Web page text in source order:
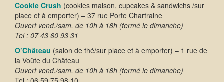
Cookie Crush (cookies maison, cupcakes & sandwichs /sur
place et à emporter) – 37 rue Porte Chartraine
Ouvert vend./sam. de 10h à 18h (fermé le dimanche)
Tel : 07 43 60 93 31
O’Château (salon de thé/sur place et à emporter) – 1 rue de
la Voûte du Château
Ouvert vend./sam. de 10h à 18h (fermé le dimanche)
Tel : 06 59 75 98 10